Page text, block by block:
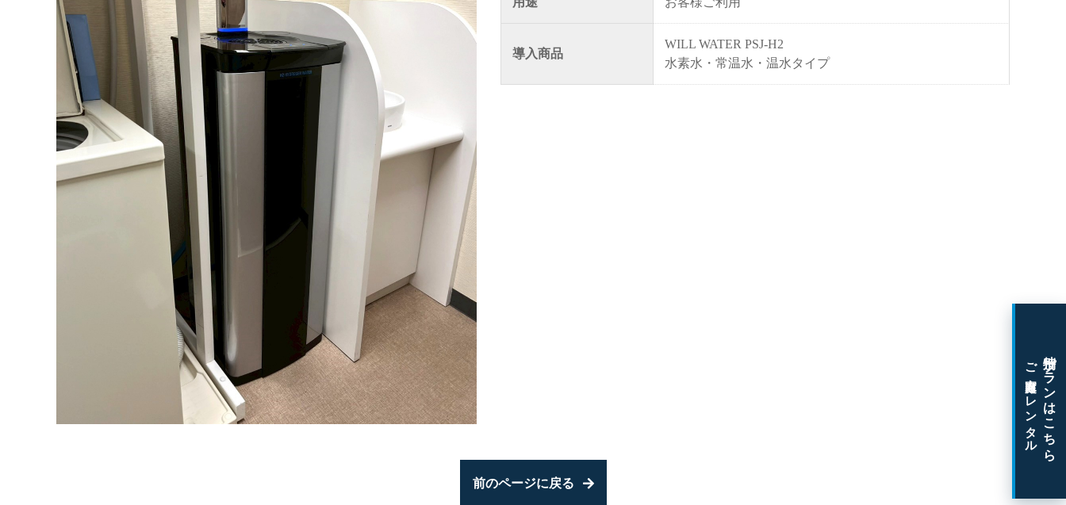
導入商品
WILL WATER PSJ-H2
水素水・常温水・温水タイプ
前のページに戻る
ご家庭向けレンタル特別プランはこちら